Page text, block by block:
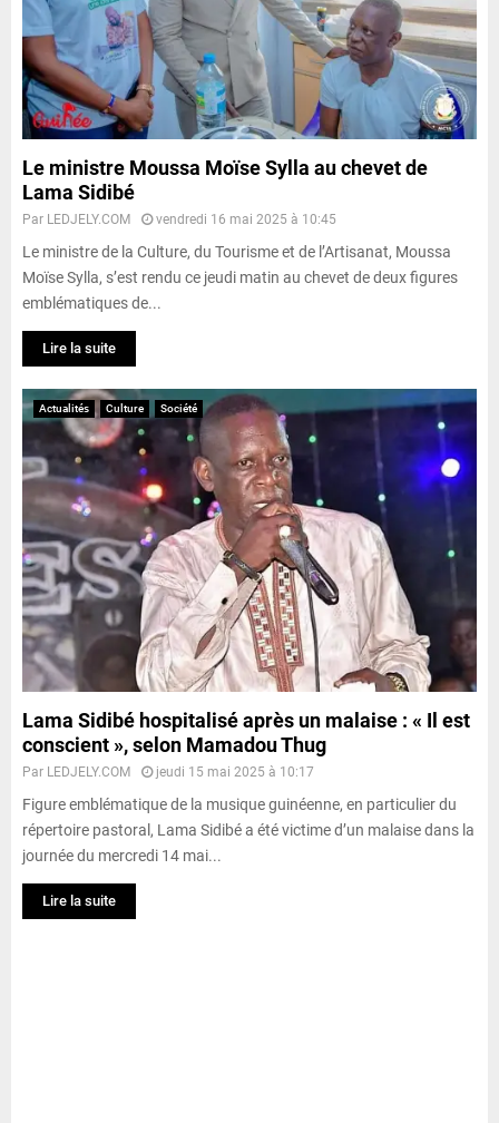
Le ministre Moussa Moïse Sylla au chevet de
Lama Sidibé
Par LEDJELY.COM vendredi 16 mai 2025 à 10:45
Le ministre de la Culture, du Tourisme et de l’Artisanat, Moussa
Moïse Sylla, s’est rendu ce jeudi matin au chevet de deux figures
emblématiques de...
Lire la suite
Actualités Culture Société
Lama Sidibé hospitalisé après un malaise : « Il est
conscient », selon Mamadou Thug
Par LEDJELY.COM jeudi 15 mai 2025 à 10:17
Figure emblématique de la musique guinéenne, en particulier du
répertoire pastoral, Lama Sidibé a été victime d’un malaise dans la
journée du mercredi 14 mai...
Lire la suite